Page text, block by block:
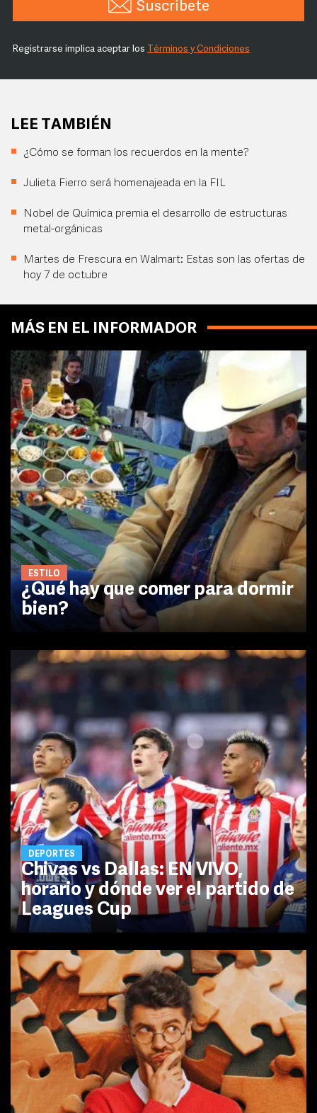
Suscríbete
Registrarse implica aceptar los Términos y Condiciones
LEE TAMBIÉN
¿Cómo se forman los recuerdos en la mente?
Julieta Fierro será homenajeada en la FIL
Nobel de Química premia el desarrollo de estructuras
metal-orgánicas
Martes de Frescura en Walmart: Estas son las ofertas de
hoy 7 de octubre
MÁS EN EL INFORMADOR
ESTILO
¿Qué hay que comer para dormir
bien?
DEPORTES
Chivas vs Dallas: EN VIVO,
horario y dónde ver el partido de
Leagues Cup